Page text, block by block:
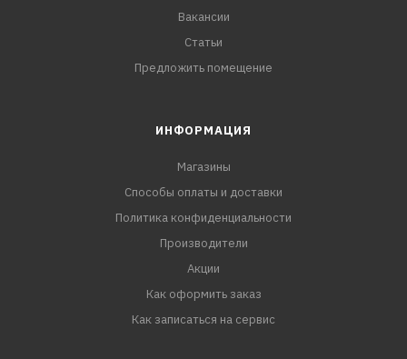
Вакансии
Статьи
Предложить помещение
ИНФОРМАЦИЯ
Магазины
Способы оплаты и доставки
Политика конфиденциальности
Производители
Акции
Как оформить заказ
Как записаться на сервис